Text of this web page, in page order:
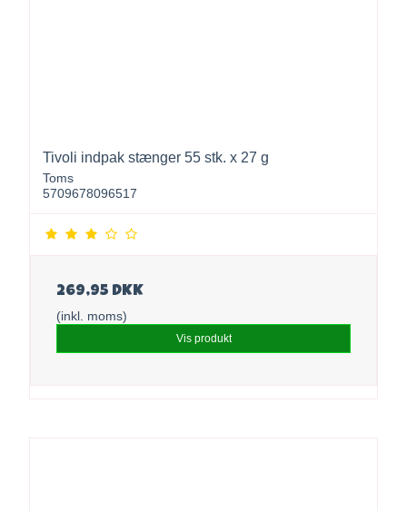
Tivoli indpak stænger 55 stk. x 27 g
Toms
5709678096517
269,95 DKK
(inkl. moms)
Vis produkt